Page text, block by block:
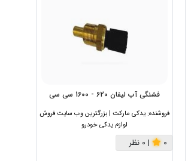
فشنگی آب لیفان 620 - 1600 سی سی
فروشنده: یدکی مارکت | بزرگترین وب سایت فروش
لوازم یدکی خودرو
0
| 0 نظر